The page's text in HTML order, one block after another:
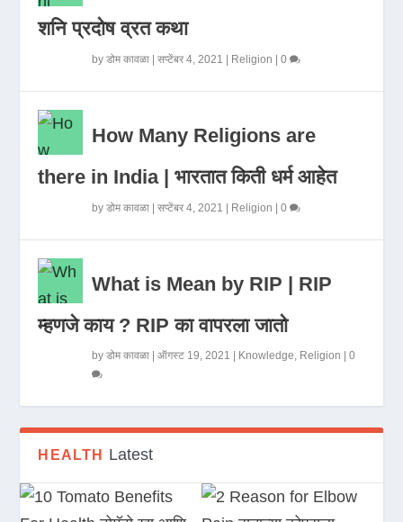
शनि प्रदोष व्रत कथा
byडोम कावळा |सप्टेंबर 4, 2021 Religion |0
How Many Religions are
there in India | भारतात किती धर्म आहेत
byडोम कावळा |सप्टेंबर 4, 2021 Religion |0
What is Mean by RIP | RIP
म्हणजे काय ? RIP का वापरला जातो
byडोम कावळा |ऑगस्ट 19, 2021 Knowledge, Religion |0
HEALTH Latest